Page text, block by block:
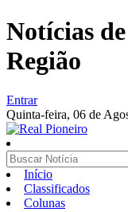
Notícias
Região
Entrar
Quinta-feira, 06 de
Início
Classificados
Colunas